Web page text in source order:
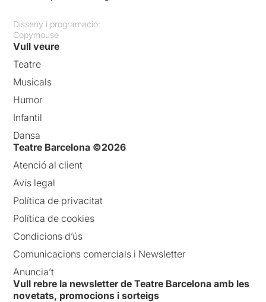
Disseny i programació:
Copymouse
Vull veure
Teatre
Musicals
Humor
Infantil
Dansa
Teatre Barcelona ©2026
Atenció al client
Avís legal
Política de privacitat
Política de cookies
Condicions d’ús
Comunicacions comercials i Newsletter
Anuncia’t
Vull rebre la newsletter de Teatre Barcelona amb les
novetats, promocions i sorteigs